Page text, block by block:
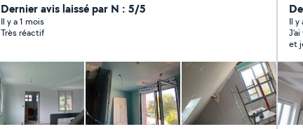
faire artisanal et des matériaux de qualité, nous
transformons vos espaces en véritables havres de
confort. Contactez-nous dès aujourd'hui pour un devis
Dernier avis laissé par N : 5/5
Il y a 1 mois
Très réactif
je
Il y
et
les